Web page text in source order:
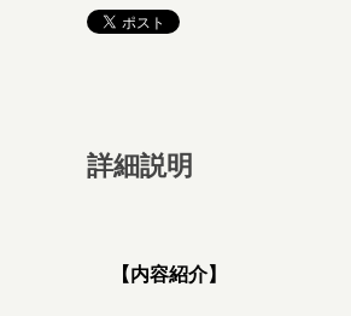
詳細説明
【内容紹介】